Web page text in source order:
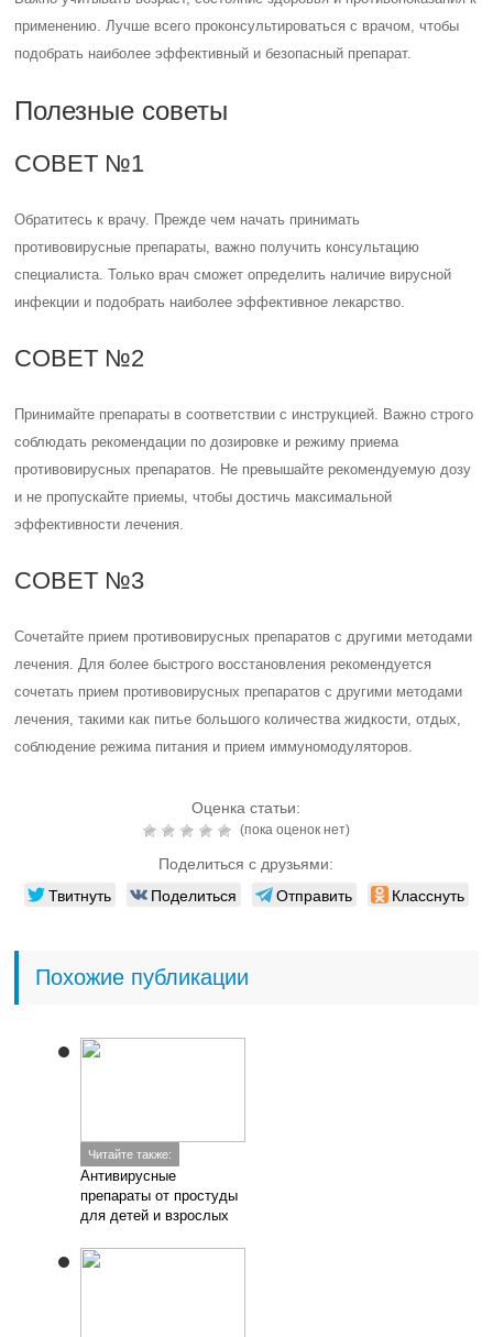
применению. Лучше всего проконсультироваться с врачом, чтобы
подобрать наиболее эффективный и безопасный препарат.
Полезные советы
СОВЕТ №1
Обратитесь к врачу. Прежде чем начать принимать
противовирусные препараты, важно получить консультацию
специалиста. Только врач сможет определить наличие вирусной
инфекции и подобрать наиболее эффективное лекарство.
СОВЕТ №2
Принимайте препараты в соответствии с инструкцией. Важно строго
соблюдать рекомендации по дозировке и режиму приема
противовирусных препаратов. Не превышайте рекомендуемую дозу
и не пропускайте приемы, чтобы достичь максимальной
эффективности лечения.
СОВЕТ №3
Сочетайте прием противовирусных препаратов с другими методами
лечения. Для более быстрого восстановления рекомендуется
сочетать прием противовирусных препаратов с другими методами
лечения, такими как питье большого количества жидкости, отдых,
соблюдение режима питания и прием иммуномодуляторов.
Оценка статьи:
(пока оценок нет)
Поделиться с друзьями:
Твитнуть Поделиться Отправить Класснуть
Похожие публикации
Читайте также:
Антивирусные
препараты от простуды
для детей и взрослых